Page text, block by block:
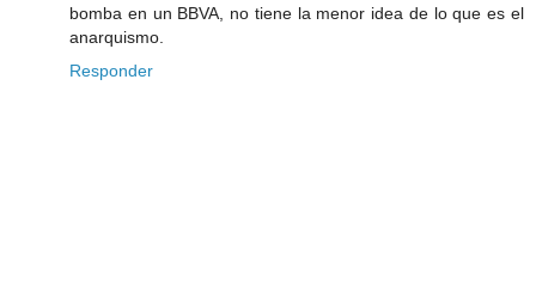
bomba en un BBVA, no tiene la menor idea de lo que es el
anarquismo.
Responder